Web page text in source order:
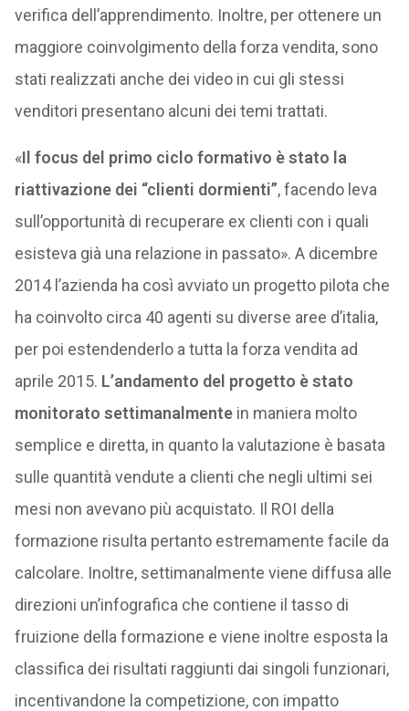
verifica dell’apprendimento. Inoltre, per ottenere un
maggiore coinvolgimento della forza vendita, sono
stati realizzati anche dei video in cui gli stessi
venditori presentano alcuni dei temi trattati.
«Il focus del primo ciclo formativo è stato la
riattivazione dei “clienti dormienti”, facendo leva
sull’opportunità di recuperare ex clienti con i quali
esisteva già una relazione in passato». A dicembre
2014 l’azienda ha così avviato un progetto pilota che
ha coinvolto circa 40 agenti su diverse aree d’italia,
per poi estendenderlo a tutta la forza vendita ad
aprile 2015. L’andamento del progetto è stato
monitorato settimanalmentein maniera molto
semplice e diretta, in quanto la valutazione è basata
sulle quantità vendute a clienti che negli ultimi sei
mesi non avevano più acquistato. Il ROI della
formazione risulta pertanto estremamente facile da
calcolare. Inoltre, settimanalmente viene diffusa alle
direzioni un’infografica che contiene il tasso di
fruizione della formazione e viene inoltre esposta la
classifica dei risultati raggiunti dai singoli funzionari,
incentivandone la competizione, con impatto